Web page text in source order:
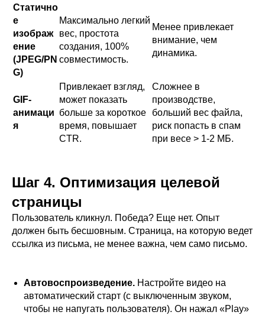
Статично
е
изображ
ение
(JPEG/PN
G)
Максимально легкий
вес, простота
создания, 100%
совместимость.
Менее привлекает
внимание, чем
динамика.
GIF-
анимаци
я
Привлекает взгляд,
может показать
больше за короткое
время, повышает
CTR.
Сложнее в
производстве,
больший вес файла,
риск попасть в спам
при весе > 1-2 МБ.
Шаг 4. Оптимизация целевой
страницы
Пользователь кликнул. Победа? Еще нет. Опыт
должен быть бесшовным. Страница, на которую ведет
ссылка из письма, не менее важна, чем само письмо.
Автовоспроизведение. Настройте видео на
автоматический старт (с выключенным звуком,
чтобы не напугать пользователя). Он нажал «Play»